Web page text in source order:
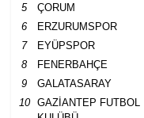
5
ÇORUM
6
ERZURUMSPOR
7
EYÜPSPOR
8
FENERBAHÇE
9
GALATASARAY
10
GAZİANTEP FUTBOL